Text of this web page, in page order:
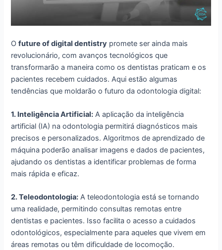
Ofuture of digital dentistry promete ser ainda mais
revolucionário, com avanços tecnológicos que
transformarão a maneira como os dentistas praticam e os
pacientes recebem cuidados. Aqui estão algumas
tendências que moldarão o futuro da odontologia digital:
1. Inteligência Artificial: A aplicação da inteligência
artificial (IA) na odontologia permitirá diagnósticos mais
precisos e personalizados. Algoritmos de aprendizado de
máquina poderão analisar imagens e dados de pacientes,
ajudando os dentistas a identificar problemas de forma
mais rápida e eficaz.
2. Teleodontologia: A teleodontologia está se tornando
uma realidade, permitindo consultas remotas entre
dentistas e pacientes. Isso facilita o acesso a cuidados
odontológicos, especialmente para aqueles que vivem em
áreas remotas ou têm dificuldade de locomoção.